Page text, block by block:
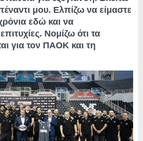
μου. Ελπίζω να είμαστε
εδώ και να
Νομίζω ότι τα
για τον ΠΑΟΚ και τη